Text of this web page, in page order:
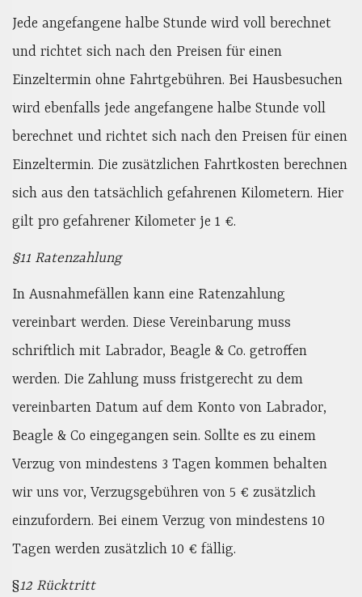
Jede angefangene halbe Stunde wird voll berechnet
und richtet sich nach den Preisen für einen
Einzeltermin ohne Fahrtgebühren. Bei Hausbesuchen
wird ebenfalls jede angefangene halbe Stunde voll
berechnet und richtet sich nach den Preisen für einen
Einzeltermin. Die zusätzlichen Fahrtkosten berechnen
sich aus den tatsächlich gefahrenen Kilometern. Hier
gilt pro gefahrener Kilometer je 1 €.
§11 Ratenzahlung
In Ausnahmefällen kann eine Ratenzahlung
vereinbart werden. Diese Vereinbarung muss
schriftlich mit Labrador, Beagle & Co. getroffen
werden. Die Zahlung muss fristgerecht zu dem
vereinbarten Datum auf dem Konto von Labrador,
Beagle & Co eingegangen sein. Sollte es zu einem
Verzug von mindestens 3 Tagen kommen behalten
wir uns vor, Verzugsgebühren von 5 € zusätzlich
einzufordern. Bei einem Verzug von mindestens 10
Tagen werden zusätzlich 10 € fällig.
§12 Rücktritt